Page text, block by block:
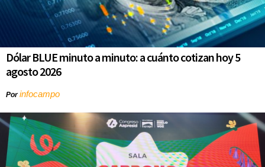
Dólar BLUE minuto a minuto: a cuánto cotizan hoy 5
agosto 2026
Porinfocampo